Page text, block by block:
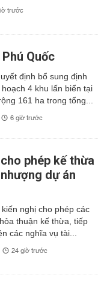
trước
Quốc
định bổ sung định
4 khu lấn biển tại
161 ha trong tổng...
6 giờ trước
phép kế thừa
dự án
nghị cho phép các
thuận kế thừa, tiếp
các nghĩa vụ tài...
24 giờ trước